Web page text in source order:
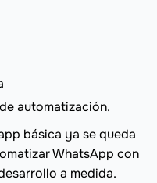
automatización.
básica ya se queda
WhatsApp con
a medida.